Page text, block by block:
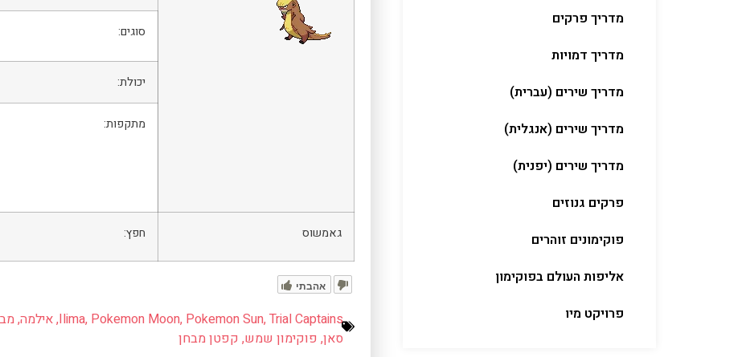
מדריך פרקים
מדריך דמויות
מדריך שירים (עברית)
מדריך שירים (אנגלית)
מדריך שירים (יפנית)
פרקים גנוזים
פוקימונים זוהרים
אליפות העולם בפוקימון
פרויקט מיו
סוגים:
יכולת:
מתקפות:
גאמשוס חפץ:
אהבתי
Ilima, Pokemon Moon, Pokemon Sun,Trial Captains
,אילמה,
סאן, פוקימון שמש, קפטן מבחן